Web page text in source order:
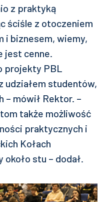
z praktyką
ściśle z otoczeniem
i biznesem, wiemy,
jest cenne.
projekty PBL
udziałem studentów,
– mówił Rektor. –
także możliwość
praktycznych i
Kołach
stu – dodał.